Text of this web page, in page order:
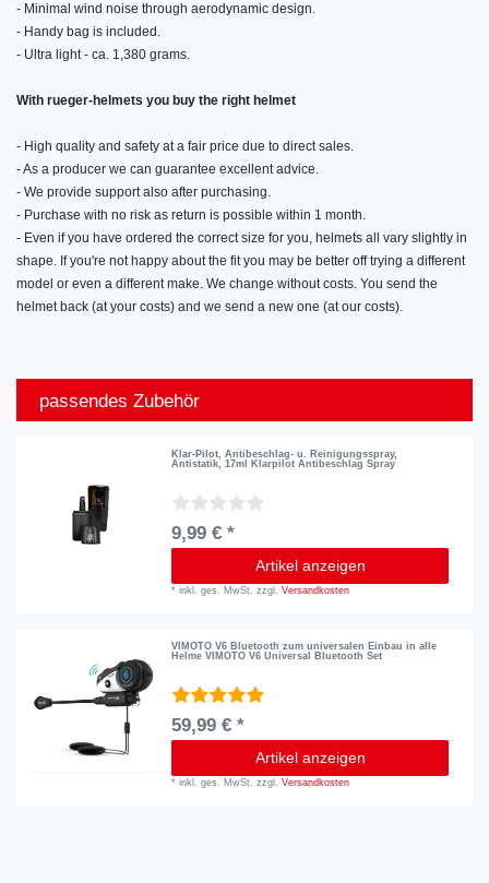
- Minimal wind noise through aerodynamic design.
- Handy bag is included.
- Ultra light - ca. 1,380 grams.
With rueger-helmets you buy the right helmet
- High quality and safety at a fair price due to direct sales.
- As a producer we can guarantee excellent advice.
- We provide support also after purchasing.
- Purchase with no risk as return is possible within 1 month.
- Even if you have ordered the correct size for you, helmets all vary slightly in
shape. If you're not happy about the fit you may be better off trying a different
model or even a different make. We change without costs. You send the
helmet back (at your costs) and we send a new one (at our costs).
passendes Zubehör
Klar-Pilot, Antibeschlag- u. Reinigungsspray,
Antistatik, 17ml Klarpilot Antibeschlag Spray
9,99 € *
Artikel anzeigen
*inkl. ges. MwSt. zzgl.Versandkosten
VIMOTO V6 Bluetooth zum universalen Einbau in alle
Helme VIMOTO V6 Universal Bluetooth Set
59,99 € *
Artikel anzeigen
*inkl. ges. MwSt. zzgl.Versandkosten